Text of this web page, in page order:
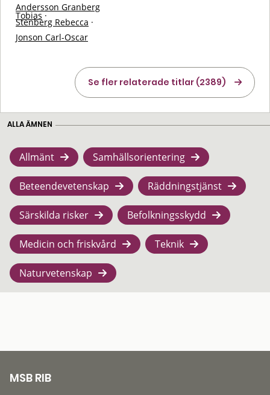
Andersson Granberg
Tobias ·
Stenberg Rebecca ·
Jonson Carl-Oscar
Se fler relaterade titlar (2389)
ALLA ÄMNEN
Allmänt Samhällsorientering
Beteendevetenskap Räddningstjänst
Särskilda risker Befolkningsskydd
Medicin och friskvård Teknik
Naturvetenskap
MSB RIB